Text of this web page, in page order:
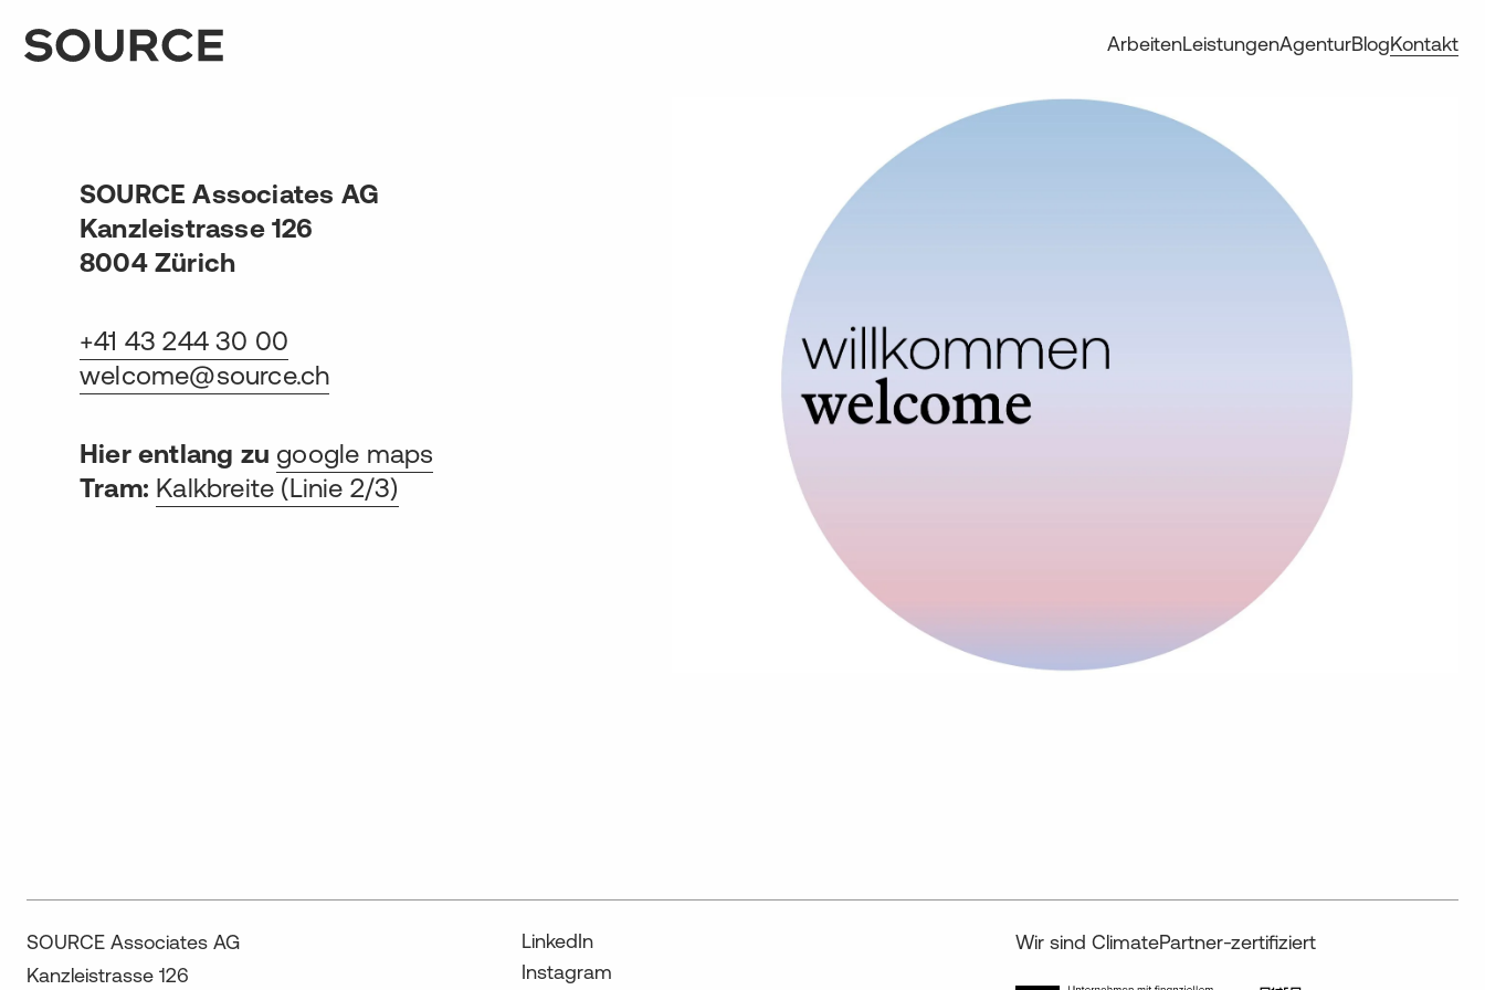
ArbeitenLeistungenAgenturBlogKontakt
SOURCE Associates AG
Kanzleistrasse 126
8004 Zürich
+41 43 244 30 00
welcome@source.ch
Hier entlang zu google maps
Tram: Kalkbreite (Linie 2/3)
SOURCE Associates AG
Kanzleistrasse 126
LinkedIn
Instagram
Wir sind ClimatePartner-zertifiziert